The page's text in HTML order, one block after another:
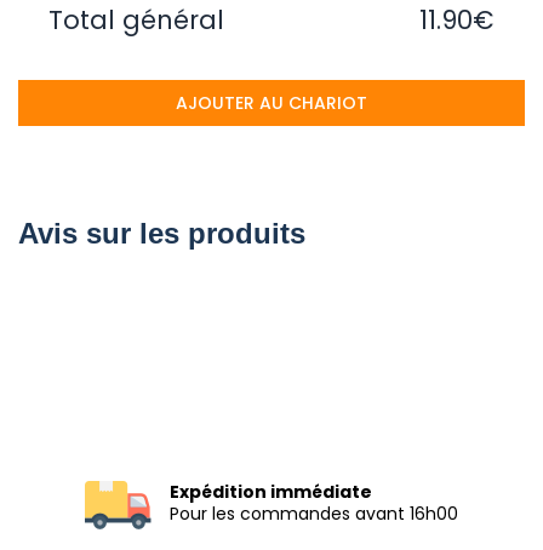
Avis sur les produits
Total général 11.90€
AJOUTER AU CHARIOT
Expédition immédiate
Pour les commandes avant 16h00